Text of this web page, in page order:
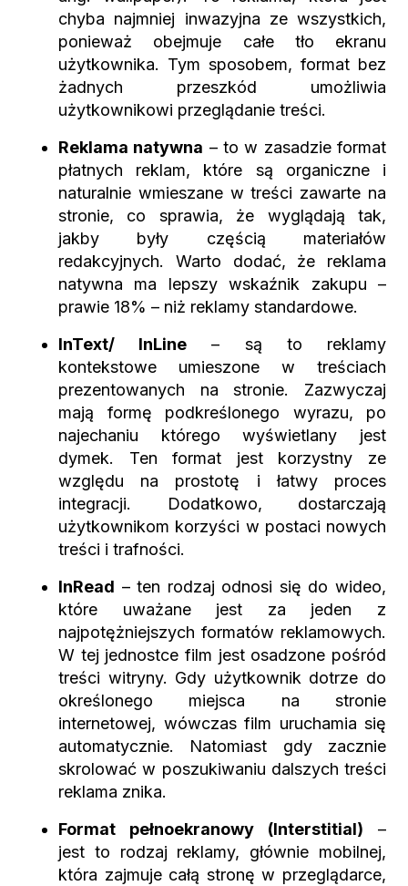
chyba najmniej inwazyjna ze wszystkich,
ponieważ obejmuje całe tło ekranu
użytkownika. Tym sposobem, format bez
żadnych przeszkód umożliwia
użytkownikowi przeglądanie treści.
Reklama natywna – to w zasadzie format
płatnych reklam, które są organiczne i
naturalnie wmieszane w treści zawarte na
stronie, co sprawia, że wyglądają tak,
jakby były częścią materiałów
redakcyjnych. Warto dodać, że reklama
natywna ma lepszy wskaźnik zakupu –
prawie 18% – niż reklamy standardowe.
InText/ InLine – są to reklamy
kontekstowe umieszone w treściach
prezentowanych na stronie. Zazwyczaj
mają formę podkreślonego wyrazu, po
najechaniu którego wyświetlany jest
dymek. Ten format jest korzystny ze
względu na prostotę i łatwy proces
integracji. Dodatkowo, dostarczają
użytkownikom korzyści w postaci nowych
treści i trafności.
InRead – ten rodzaj odnosi się do wideo,
które uważane jest za jeden z
najpotężniejszych formatów reklamowych.
W tej jednostce film jest osadzone pośród
treści witryny. Gdy użytkownik dotrze do
określonego miejsca na stronie
internetowej, wówczas film uruchamia się
automatycznie. Natomiast gdy zacznie
skrolować w poszukiwaniu dalszych treści
reklama znika.
Format pełnoekranowy (Interstitial) –
jest to rodzaj reklamy, głównie mobilnej,
która zajmuje całą stronę w przeglądarce,